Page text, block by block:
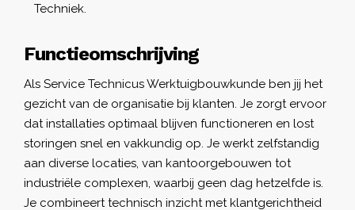
Techniek.
Functieomschrijving
Als Service Technicus Werktuigbouwkunde ben jij het
gezicht van de organisatie bij klanten. Je zorgt ervoor
dat installaties optimaal blijven functioneren en lost
storingen snel en vakkundig op. Je werkt zelfstandig
aan diverse locaties, van kantoorgebouwen tot
industriële complexen, waarbij geen dag hetzelfde is.
Je combineert technisch inzicht met klantgerichtheid